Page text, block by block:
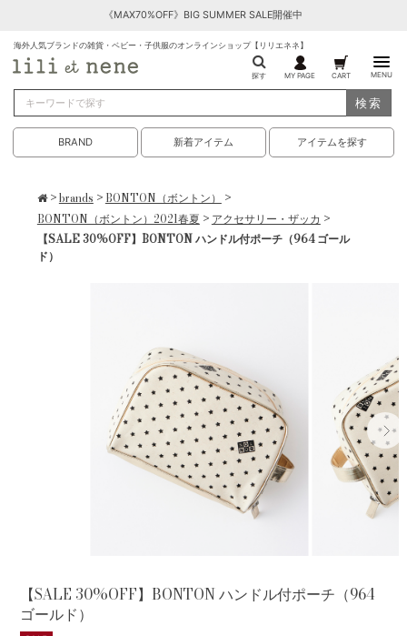
《MAX70%OFF》BIG SUMMER SALE開催中
海外人気ブランドの雑貨・ベビー・子供服のオンラインショップ【リリエネネ】
探す MY PAGE CART MENU
検索
BRAND 新着アイテム アイテムを探す
>brands > BONTON（ボントン） >
BONTON（ボントン）2021春夏 > アクセサリー・ザッカ >
【SALE 30%OFF】BONTON ハンドル付ポーチ（964 ゴール
ド）
【SALE 30%OFF】BONTON ハンドル付ポーチ（964
ゴールド）